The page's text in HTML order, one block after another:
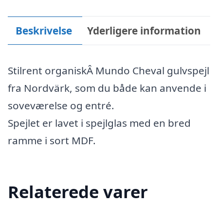
Beskrivelse Yderligere information
Stilrent organiskÂ Mundo Cheval gulvspejl
fra Nordvärk, som du både kan anvende i
soveværelse og entré.
Spejlet er lavet i spejlglas med en bred
ramme i sort MDF.
Relaterede varer